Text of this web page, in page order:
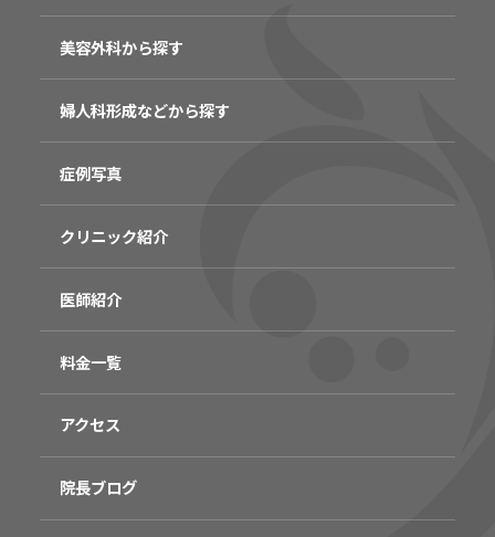
美容外科から探す
婦人科形成などから探す
症例写真
クリニック紹介
医師紹介
料金一覧
アクセス
院長ブログ